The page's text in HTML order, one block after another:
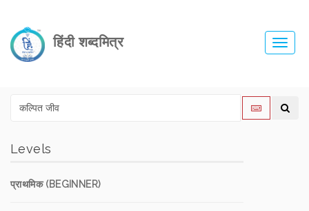
हिंदी शब्दमित्र
Levels
प्राथमिक (BEGINNER)